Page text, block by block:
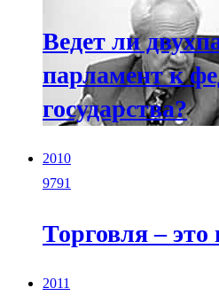
Ведет ли
парламент к
государства?
2010
9791
Торговля – это
2011